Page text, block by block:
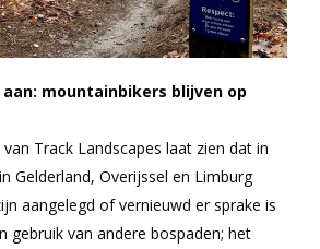
mountainbikers blijven op
Track Landscapes laat zien dat in
Gelderland, Overijssel en Limburg
aangelegd of vernieuwd er sprake is
gebruik van andere bospaden; het